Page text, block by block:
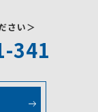
さい＞
341